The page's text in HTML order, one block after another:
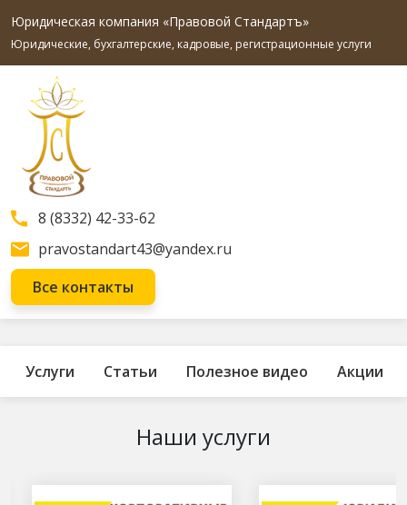
Юридическая компания «Правовой Стандартъ»
Юридические, бухгалтерские, кадровые, регистрационные услуги
8 (8332) 42-33-62
pravostandart43@yandex.ru
Все контакты
Услуги Статьи Полезное видео Акции
Наши услуги